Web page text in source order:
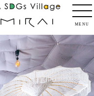
MENU